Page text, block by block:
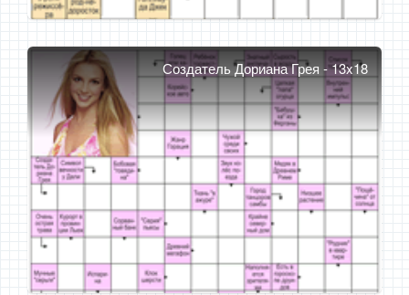
Создатель Дориана Грея - 13x18